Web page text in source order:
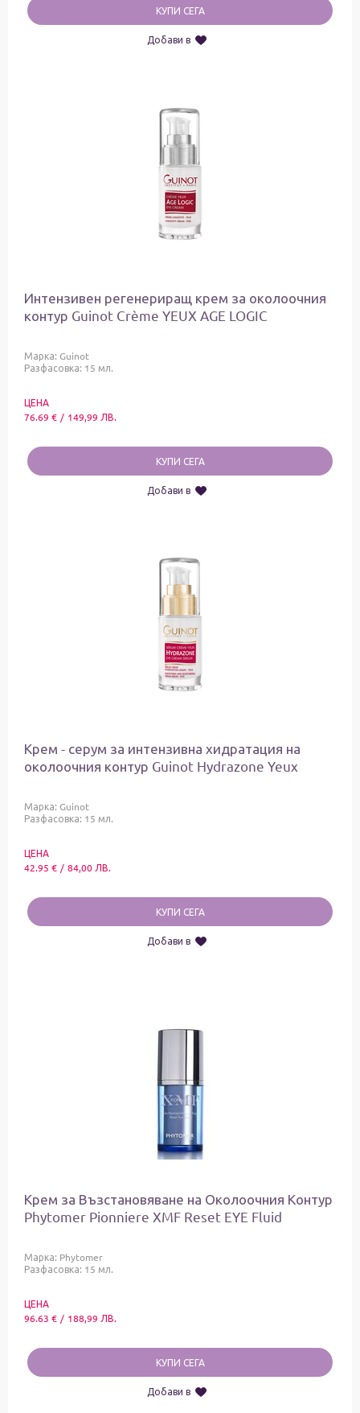
КУПИ СЕГА
Добави в
Интензивен регенериращ крем за околоочния
контур Guinot Crème YEUX AGE LOGIC
Марка: Guinot
Разфасовка: 15 мл.
ЦЕНА
76.69 € / 149,99 ЛВ.
КУПИ СЕГА
Добави в
Крем - серум за интензивна хидратация на
околоочния контур Guinot Hydrazone Yeux
Марка: Guinot
Разфасовка: 15 мл.
ЦЕНА
42.95 € / 84,00 ЛВ.
КУПИ СЕГА
Добави в
Крем за Възстановяване на Околоочния Контур
Phytomer Pionniere XMF Reset EYE Fluid
Марка: Phytomer
Разфасовка: 15 мл.
ЦЕНА
96.63 € / 188,99 ЛВ.
КУПИ СЕГА
Добави в